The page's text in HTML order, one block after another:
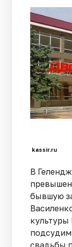
kassir.ru
В
бывшую
свадьбы